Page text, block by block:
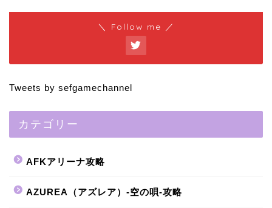
＼ Follow me ／
Tweets by sefgamechannel
カテゴリー
AFKアリーナ攻略
AZUREA（アズレア）-空の唄-攻略